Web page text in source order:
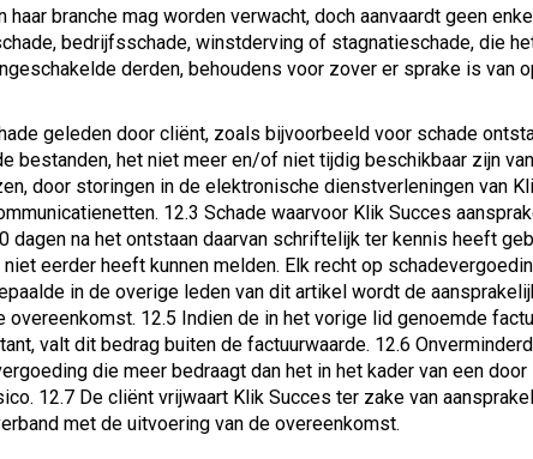
branche mag worden verwacht, doch aanvaardt geen
bedrijfsschade, winstderving of stagnatieschade, die
derden, behoudens voor zover er sprake is
geleden door cliënt, zoals bijvoorbeeld voor schade
het niet meer en/of niet tijdig beschikbaar zijn
door storingen in de elektronische dienstverleningen van
12.3 Schade waarvoor Klik Succes
na het ontstaan daarvan schriftelijk ter kennis heeft
eerder heeft kunnen melden. Elk recht op
in de overige leden van dit artikel wordt de
12.5 Indien de in het vorige lid genoemde
valt dit bedrag buiten de factuurwaarde. 12.6
die meer bedraagt dan het in het kader van een
12.7 De cliënt vrijwaart Klik Succes ter zake van
met de uitvoering van de overeenkomst.